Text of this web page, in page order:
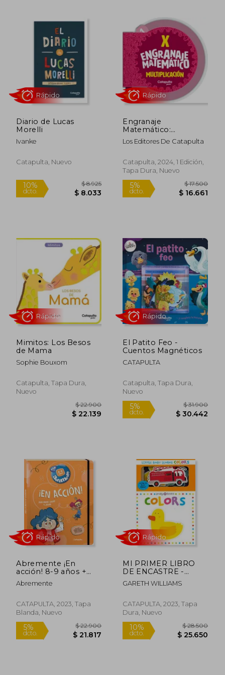
dcto.
10%
dcto.
10%
dcto.
Diario de Lucas
Morelli
Ivanke
Catapulta, Nuevo
10%
dcto.
Rápido
Engranaje
Matemático:
Multiplicación
Los Editores De Catapulta
Catapulta, 2024, 1 Edición,
Tapa Dura, Nuevo
5%
dcto.
Rápido
Mimitos: Los Besos
de Mama
Sophie Bouxom
Catapulta, Tapa Dura,
Nuevo
El Patito Feo -
Cuentos Magnéticos
CATAPULTA
Catapulta, Tapa Dura,
Nuevo
Abremente ¡En
acción! 8-9 años +
lapiz de regalo
Abremente
CATAPULTA, 2023, Tapa
Blanda, Nuevo
MI PRIMER LIBRO
DE ENCASTRE -
COLORES
GARETH WILLIAMS
CATAPULTA, 2023, Tapa
Dura, Nuevo